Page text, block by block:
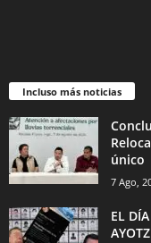
Incluso más noticias
único
7 Ago,
EL